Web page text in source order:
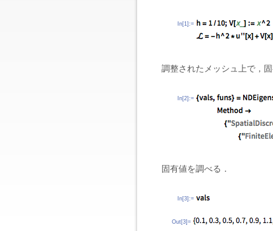
In[1]:=
調整されたメッシュ上で，
In[2]:=
固有値を調べる．
In[3]:=
Out[3]=